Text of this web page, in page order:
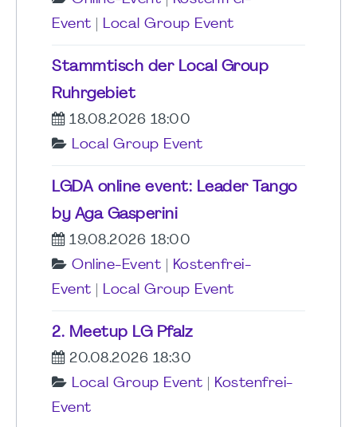
Event
Local Group Event
Stammtisch der Local Group
Ruhrgebiet
18.08.2026 18:00
Local Group Event
LGDA online event: Leader Tango
by Aga Gasperini
19.08.2026 18:00
Online-Event
Kostenfrei-
Event
Local Group Event
2. Meetup LG Pfalz
20.08.2026 18:30
Local Group Event
Kostenfrei-
Event